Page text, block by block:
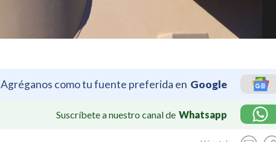
Agréganos como tu fuente preferida en Google
Suscríbete a nuestro canal de Whatsapp